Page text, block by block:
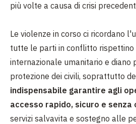
più volte a causa di crisi
Le violenze in corso ci ricordano
tutte le parti in conflitto rispettino
internazionale umanitario e diano
protezione dei civili, soprattutto
indispensabile garantire agli
accesso rapido, sicuro e senza
servizi salvavita e sostegno alle